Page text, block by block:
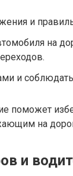
и
на
и
поможет
на
и